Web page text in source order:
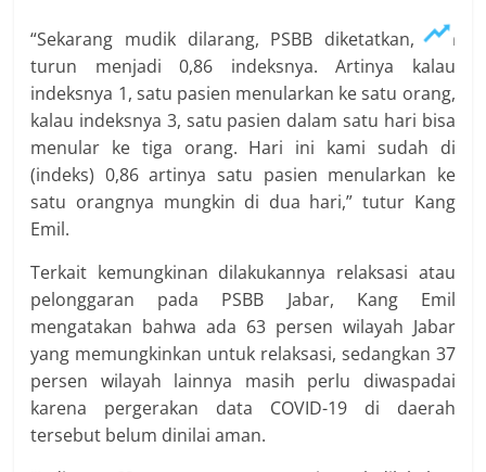
“Sekarang mudik dilarang, PSBB diketatkan, kita
turun menjadi 0,86 indeksnya. Artinya kalau
indeksnya 1, satu pasien menularkan ke satu orang,
kalau indeksnya 3, satu pasien dalam satu hari bisa
menular ke tiga orang. Hari ini kami sudah di
(indeks) 0,86 artinya satu pasien menularkan ke
satu orangnya mungkin di dua hari,” tutur Kang
Emil.
Terkait kemungkinan dilakukannya relaksasi atau
pelonggaran pada PSBB Jabar, Kang Emil
mengatakan bahwa ada 63 persen wilayah Jabar
yang memungkinkan untuk relaksasi, sedangkan 37
persen wilayah lainnya masih perlu diwaspadai
karena pergerakan data COVID-19 di daerah
tersebut belum dinilai aman.